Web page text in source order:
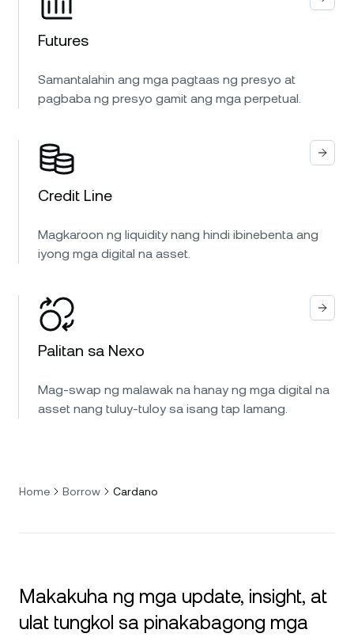
Futures
Samantalahin ang mga pagtaas ng presyo at
pagbaba ng presyo gamit ang mga perpetual.
Credit Line
Magkaroon ng liquidity nang hindi ibinebenta ang
iyong mga digital na asset.
Palitan sa Nexo
Mag-swap ng malawak na hanay ng mga digital na
asset nang tuluy-tuloy sa isang tap lamang.
Home Borrow Cardano
Makakuha ng mga update, insight, at
ulat tungkol sa pinakabagong mga